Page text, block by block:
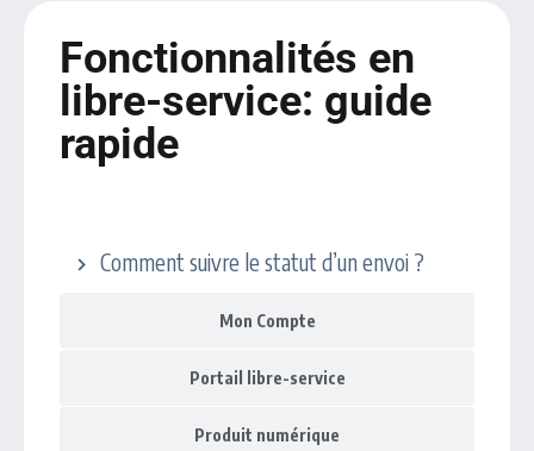
Fonctionnalités en
libre-service: guide
rapide
Mon Compte
Portail libre-service
Produit numérique
Comment suivre le statut d’un envoi ?